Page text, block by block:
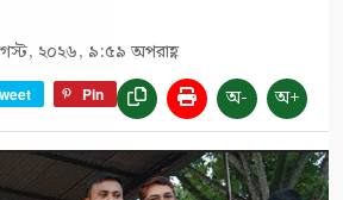
২০২৬, ৯:৫৯ অপরাহ্ণ
Pin অ- অ+